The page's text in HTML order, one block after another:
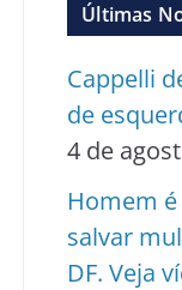
Últimas
Cappelli
de
4 de
Homem
salvar
DF. Veja